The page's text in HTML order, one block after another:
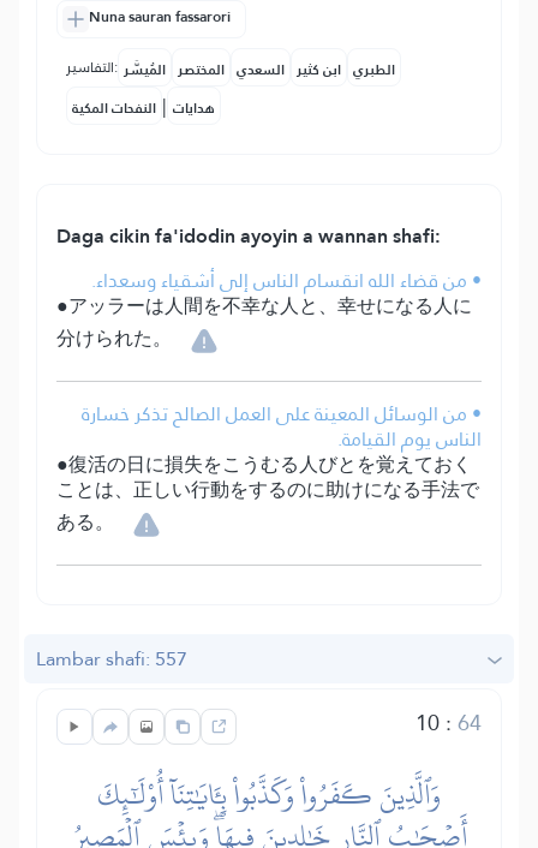
Nuna sauran fassarori
التفاسير: المُيسَّر المختصر السعدي ابن كثير الطبري
النفحات المكية | هدايات
Daga cikin fa'idodin ayoyin a wannan shafi:
• من قضاء الله انقسام الناس إلى أشقياء وسعداء.
●アッラーは人間を不幸な人と、幸せになる人に
分けられた。
• من الوسائل المعينة على العمل الصالح تذكر خسارة
الناس يوم القيامة.
●復活の日に損失をこうむる人びとを覚えておく
ことは、正しい行動をするのに助けになる手法で
ある。
Lambar shafi: 557
10:64
وَٱلَّذِينَ كَفَرُواْ وَكَذَّبُواْ بِـَٔايَٰتِنَآ أُوْلَٰٓئِكَ
أَصۡحَٰبُ ٱلنَّارِ خَٰلِدِينَ فِيهَاۖ وَبِئۡسَ ٱلۡمَصِيرُ